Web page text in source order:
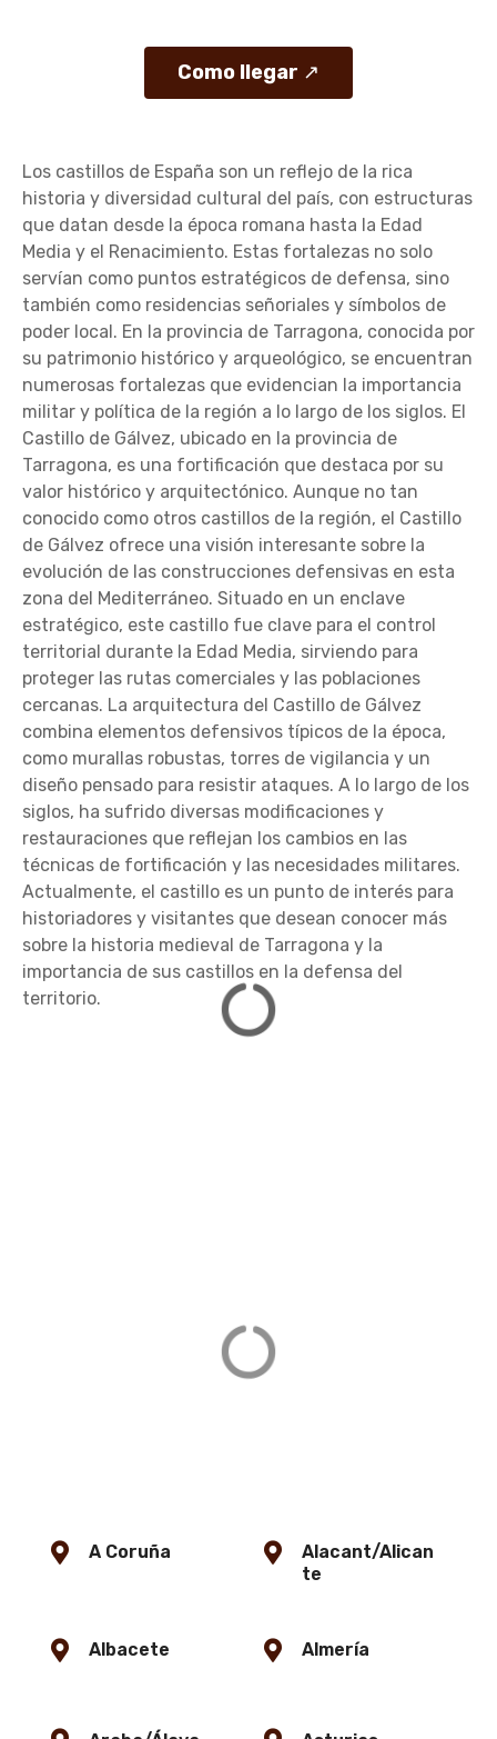
Como llegar ↗
Los castillos de España son un reflejo de la rica
historia y diversidad cultural del país, con estructuras
que datan desde la época romana hasta la Edad
Media y el Renacimiento. Estas fortalezas no solo
servían como puntos estratégicos de defensa, sino
también como residencias señoriales y símbolos de
poder local. En la provincia de Tarragona, conocida por
su patrimonio histórico y arqueológico, se encuentran
numerosas fortalezas que evidencian la importancia
militar y política de la región a lo largo de los siglos. El
Castillo de Gálvez, ubicado en la provincia de
Tarragona, es una fortificación que destaca por su
valor histórico y arquitectónico. Aunque no tan
conocido como otros castillos de la región, el Castillo
de Gálvez ofrece una visión interesante sobre la
evolución de las construcciones defensivas en esta
zona del Mediterráneo. Situado en un enclave
estratégico, este castillo fue clave para el control
territorial durante la Edad Media, sirviendo para
proteger las rutas comerciales y las poblaciones
cercanas. La arquitectura del Castillo de Gálvez
combina elementos defensivos típicos de la época,
como murallas robustas, torres de vigilancia y un
diseño pensado para resistir ataques. A lo largo de los
siglos, ha sufrido diversas modificaciones y
restauraciones que reflejan los cambios en las
técnicas de fortificación y las necesidades militares.
Actualmente, el castillo es un punto de interés para
historiadores y visitantes que desean conocer más
sobre la historia medieval de Tarragona y la
importancia de sus castillos en la defensa del
territorio.
C. de la Union, s/n, 45001 Toledo
A Coruña
Alacant/Alican
te
Albacete Almería